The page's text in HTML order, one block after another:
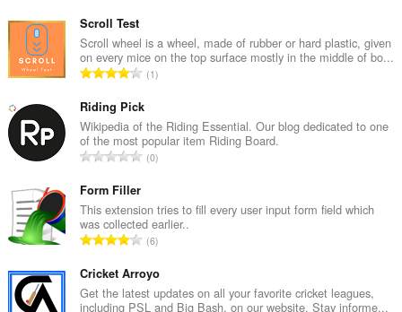
k
o
w
t
a
l
z
b
a
c
e
Scroll Test
Scroll wheel is a wheel, made of rubber or hard plastic, given
on every mice on the top surface mostly in the middle of bo...
C
ł
k
o
w
a
l
c
z
b
1
Riding Pick
Wikipedia of the Riding Essential. Our blog dedicated to one
of the most popular item Riding Board.
C
k
o
w
t
a
0
Form Filler
This extension tries to fill every user input form field which
was collected earlier..
C
ł
k
6
Cricket Arroyo
Get the latest updates on all your favorite cricket leagues,
including PSL and Big Bash, on our website. Stay informe...